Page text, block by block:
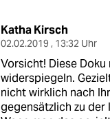
nord
wahrheit
verlag
Katha Kirsch
02.02.2019 , 13:32 Uhr
Vorsicht! Diese
widerspiegeln.
nicht wirklich nach
gegensätzlich zu